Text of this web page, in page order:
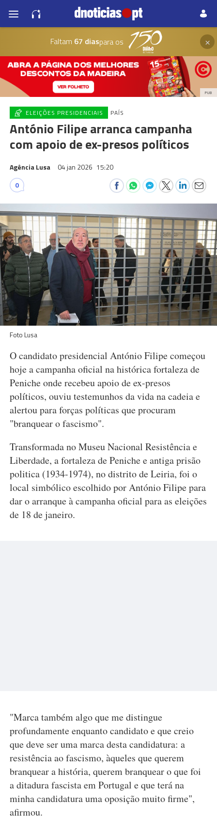
Faltam 67 diaspara os ×
PUB
ELEIÇÕES PRESIDENCIAIS PAÍS
António Filipe arranca campanha
com apoio de ex-presos políticos
Agência Lusa 04 jan 2026 15:20
0
Foto Lusa
O candidato presidencial António Filipe começou
hoje a campanha oficial na histórica fortaleza de
Peniche onde recebeu apoio de ex-presos
políticos, ouviu testemunhos da vida na cadeia e
alertou para forças políticas que procuram
"branquear o fascismo".
Transformada no Museu Nacional Resistência e
Liberdade, a fortaleza de Peniche e antiga prisão
politica (1934-1974), no distrito de Leiria, foi o
local simbólico escolhido por António Filipe para
dar o arranque à campanha oficial para as eleições
de 18 de janeiro.
"Marca também algo que me distingue
profundamente enquanto candidato e que creio
que deve ser uma marca desta candidatura: a
resistência ao fascismo, àqueles que querem
branquear a história, querem branquear o que foi
a ditadura fascista em Portugal e que terá na
minha candidatura uma oposição muito firme",
afirmou.